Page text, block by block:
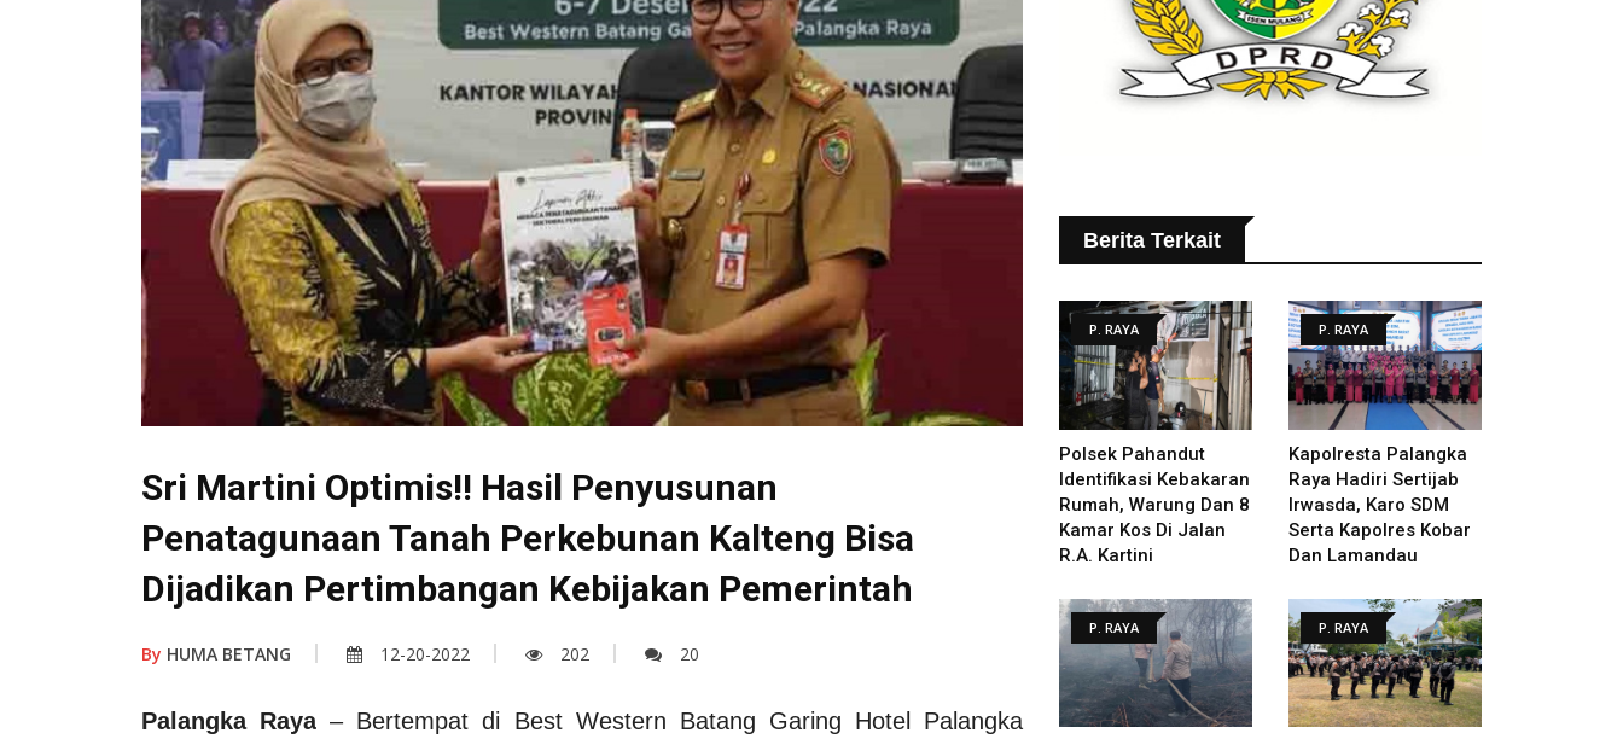
Sri Martini Optimis!! Hasil Penyusunan
Penatagunaan Tanah Perkebunan Kalteng Bisa
Dijadikan Pertimbangan Kebijakan Pemerintah
By HUMA BETANG 12-20-2022 202 20
Palangka Raya – Bertempat di Best Western Batang Garing Hotel Palangka
Berita Terkait
P. RAYA
Polsek Pahandut
Identifikasi Kebakaran
Rumah, Warung Dan 8
Kamar Kos Di Jalan
R.A. Kartini
P. RAYA
Kapolresta Palangka
Raya Hadiri Sertijab
Irwasda, Karo SDM
Serta Kapolres Kobar
Dan Lamandau
P. RAYA P. RAYA